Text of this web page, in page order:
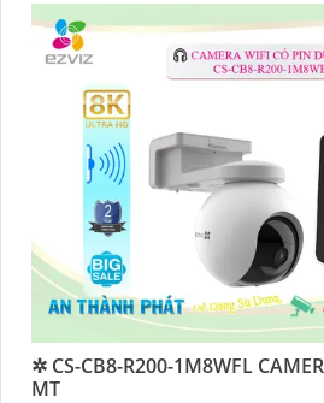
✲ CS-CB8-R200-1M8WFL
MT